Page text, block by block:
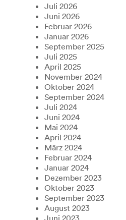
Juli 2026
Juni 2026
Februar 2026
Januar 2026
September 2025
Juli 2025
April 2025
November 2024
Oktober 2024
September 2024
Juli 2024
Juni 2024
Mai 2024
April 2024
März 2024
Februar 2024
Januar 2024
Dezember 2023
Oktober 2023
September 2023
August 2023
Juni 2023